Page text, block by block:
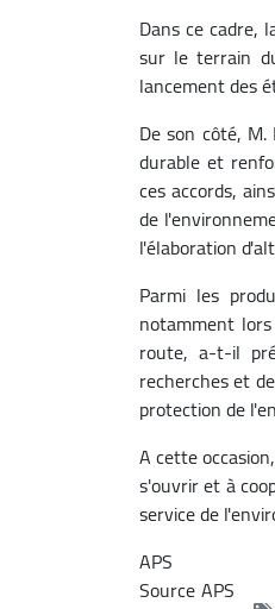
Dans ce cadre,
sur le terrain
lancement des
De son côté,
durable et
ces accords,
de
l'élaboration
Parmi les
notamment
route, a-t-il
recherches et
protection de
A cette
s'ouvrir et à
service de
APS
SourceAPS